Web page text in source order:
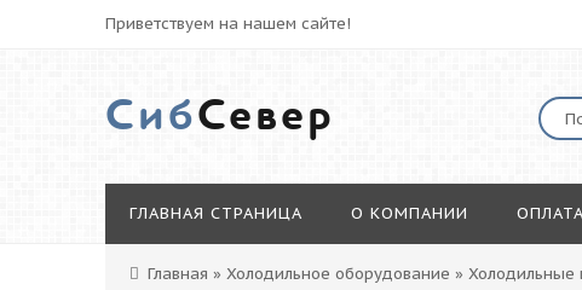
Приветствуем на нашем сайте!
СибСевер
ГЛАВНАЯ СТРАНИЦА О КОМПАНИИ
Главная » Холодильное оборудование » Холодильные